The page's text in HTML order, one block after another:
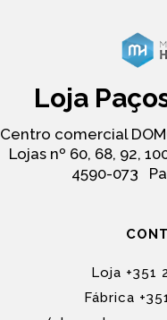
Loja
Centro comercial
Lojas nº 60, 68, 92,
4590-073
Loja +351
Fábrica